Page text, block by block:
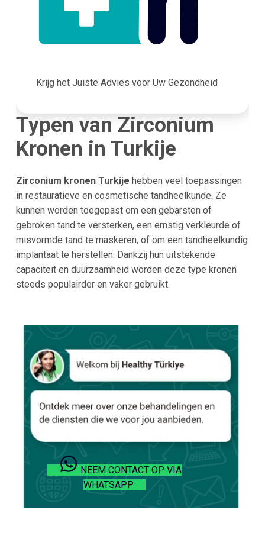
Krijg het Juiste Advies voor Uw Gezondheid
Typen van Zirconium
Kronen in Turkije
Zirconium kronen Turkije hebben veel toepassingen
in restauratieve en cosmetische tandheelkunde. Ze
kunnen worden toegepast om een gebarsten of
gebroken tand te versterken, een ernstig verkleurde of
misvormde tand te maskeren, of om een tandheelkundig
implantaat te herstellen. Dankzij hun uitstekende
capaciteit en duurzaamheid worden deze type kronen
steeds populairder en vaker gebruikt.
NEEM CONTACT OP VIA
WHATSAPP